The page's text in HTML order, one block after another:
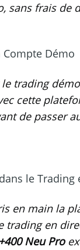
sans frais de
Compte Démo
le trading
cette
de passer
le Trading
en main la
trading en
Neu Pro